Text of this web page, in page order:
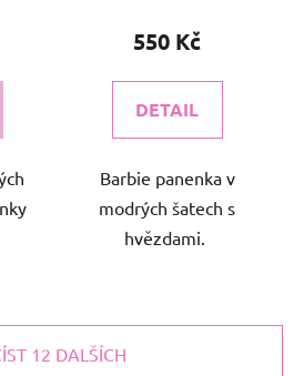
550 Kč
DETAIL
Barbie panenka v
modrých šatech s
hvězdami.
12 DALŠÍCH